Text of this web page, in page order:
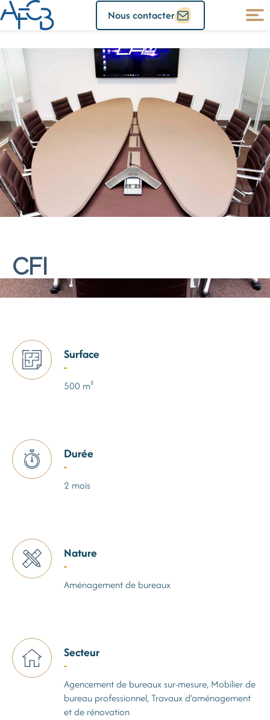
Nous contacter
CFI
Surface
500 m²
Durée
2 mois
Nature
Aménagement de bureaux
Secteur
Agencement de bureaux sur-mesure, Mobilier de
bureau professionnel, Travaux d’aménagement
et de rénovation